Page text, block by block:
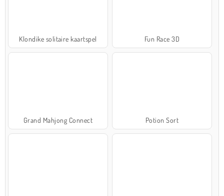
Klondike solitaire kaartspel Fun Race 3D
Grand Mahjong Connect Potion Sort